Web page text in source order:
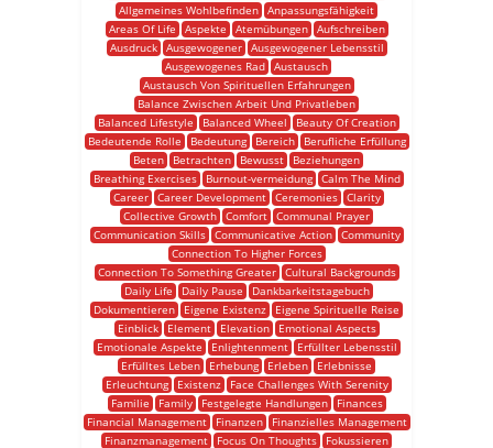
Allgemeines Wohlbefinden Anpassungsfähigkeit
Areas Of Life
Aspekte Atemübungen
Aufschreiben
Ausdruck
Ausgewogener
Ausgewogener Lebensstil
Ausgewogenes Rad Austausch
Austausch Von Spirituellen Erfahrungen
Balance Zwischen Arbeit Und Privatleben
Balanced Lifestyle
Balanced Wheel
Beauty Of Creation
Bedeutende Rolle
Bedeutung Bereich
Berufliche Erfüllung
Beten
Betrachten Bewusst
Beziehungen
Breathing Exercises
Burnout-vermeidung
Calm The Mind
Career
Career Development Ceremonies
Clarity
Collective Growth Comfort Communal Prayer
Communication Skills
Communicative Action
Community
Connection To Higher Forces
Connection To Something Greater
Cultural Backgrounds
Daily Life
Daily Pause
Dankbarkeitstagebuch
Dokumentieren
Eigene Existenz
Eigene Spirituelle Reise
Einblick
Element Elevation
Emotional Aspects
Emotionale Aspekte
Enlightenment
Erfüllter Lebensstil
Erfülltes Leben
Erhebung Erleben
Erlebnisse
Erleuchtung
Existenz
Face Challenges With Serenity
Familie
Family Festgelegte Handlungen
Finances
Financial Management
Finanzen
Finanzielles Management
Finanzmanagement
Focus On Thoughts
Fokussieren